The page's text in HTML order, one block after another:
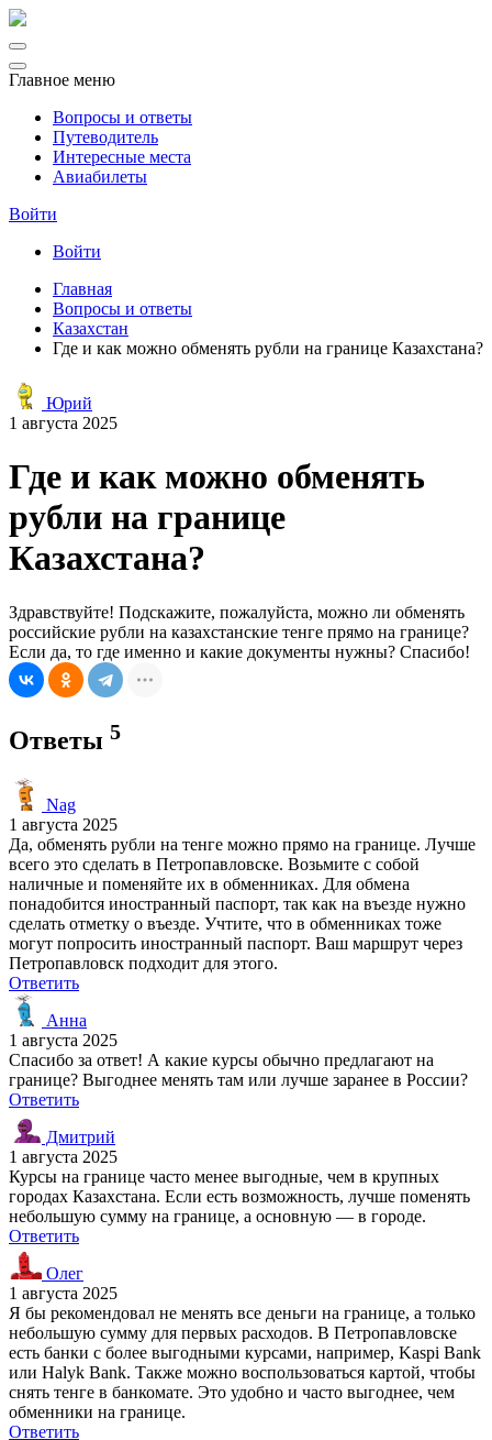
Главное меню
Вопросы и ответы
Путеводитель
Интересные места
Авиабилеты
Войти
Войти
Главная
Вопросы и ответы
Казахстан
Где и как можно обменять рубли на границе Казахстана?
Юрий
1 августа 2025
Где и как можно обменять
рубли на границе
Казахстана?
Здравствуйте! Подскажите, пожалуйста, можно ли обменять
российские рубли на казахстанские тенге прямо на границе?
Если да, то где именно и какие документы нужны? Спасибо!
Ответы 5
Nag
1 августа 2025
Да, обменять рубли на тенге можно прямо на границе. Лучше
всего это сделать в Петропавловске. Возьмите с собой
наличные и поменяйте их в обменниках. Для обмена
понадобится иностранный паспорт, так как на въезде нужно
сделать отметку о въезде. Учтите, что в обменниках тоже
могут попросить иностранный паспорт. Ваш маршрут через
Петропавловск подходит для этого.
Ответить
Анна
1 августа 2025
Спасибо за ответ! А какие курсы обычно предлагают на
границе? Выгоднее менять там или лучше заранее в России?
Ответить
Дмитрий
1 августа 2025
Курсы на границе часто менее выгодные, чем в крупных
городах Казахстана. Если есть возможность, лучше поменять
небольшую сумму на границе, а основную — в городе.
Ответить
Олег
1 августа 2025
Я бы рекомендовал не менять все деньги на границе, а только
небольшую сумму для первых расходов. В Петропавловске
есть банки с более выгодными курсами, например, Kaspi Bank
или Halyk Bank. Также можно воспользоваться картой, чтобы
снять тенге в банкомате. Это удобно и часто выгоднее, чем
обменники на границе.
Ответить